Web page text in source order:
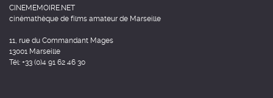
CINEMEMOIRE.NET
cinémathèque de films amateur de Marseille
11, rue du Commandant Mages
13001 Marseille
Tél: +33 (0)4 91 62 46 30